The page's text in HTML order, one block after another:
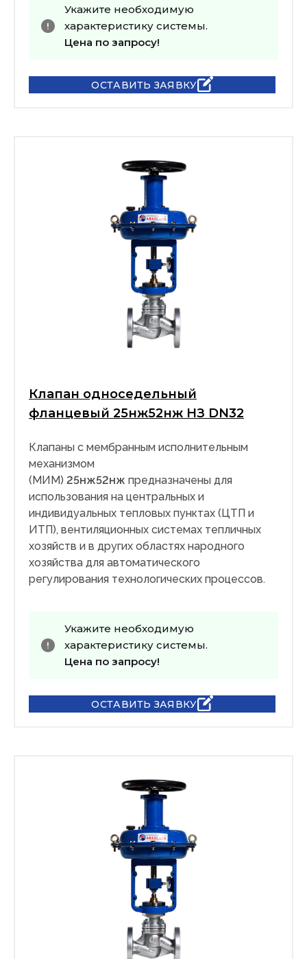
Укажите необходимую
характеристику системы.
Цена по запросу!
ОСТАВИТЬ ЗАЯВКУ
Клапан односедельный
фланцевый 25нж52нж НЗ DN32
Клапаны с мембранным исполнительным
механизмом
(МИМ) 25нж52нж предназначены для
использования на центральных и
индивидуальных тепловых пунктах (ЦТП и
ИТП), вентиляционных системах тепличных
хозяйств и в других областях народного
хозяйства для автоматического
регулирования технологических процессов.
Укажите необходимую
характеристику системы.
Цена по запросу!
ОСТАВИТЬ ЗАЯВКУ